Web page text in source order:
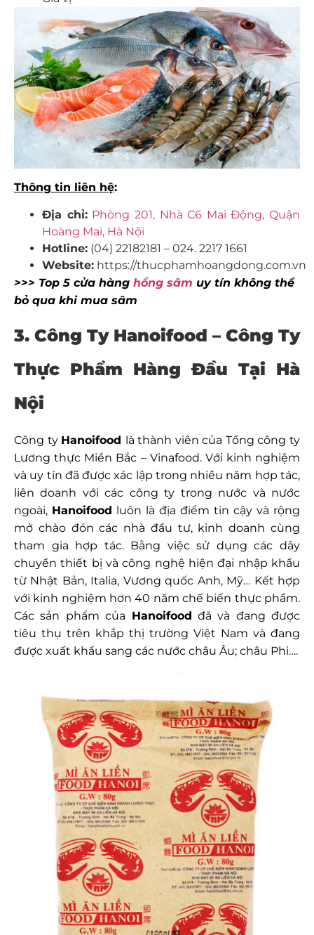
Thông tin liên hệ:
Địa chỉ: Phòng 201, Nhà C6 Mai Động, Quận
Hoàng Mai, Hà Nội
Hotline: (04) 22182181 – 024. 2217 1661
Website: https://thucphamhoangdong.com.vn
>>> Top 5 cửa hàng hồng sâm uy tín không thể
bỏ qua khi mua sâm
3. Công Ty Hanoifood – Công Ty
Thực Phẩm Hàng Đầu Tại Hà
Nội
Công ty Hanoifood là thành viên của Tổng công ty
Lương thực Miền Bắc – Vinafood. Với kinh nghiệm
và uy tín đã được xác lập trong nhiều năm hợp tác,
liên doanh với các công ty trong nước và nước
ngoài, Hanoifood luôn là địa điểm tin cậy và rộng
mở chào đón các nhà đầu tư, kinh doanh cùng
tham gia hợp tác. Bằng việc sử dụng các dây
chuyền thiết bị và công nghệ hiện đại nhập khẩu
từ Nhật Bản, Italia, Vương quốc Anh, Mỹ… Kết hợp
với kinh nghiệm hơn 40 năm chế biến thực phẩm.
Các sản phẩm của Hanoifood đã và đang được
tiêu thụ trên khắp thị trường Việt Nam và đang
được xuất khẩu sang các nước châu Âu; châu Phi….